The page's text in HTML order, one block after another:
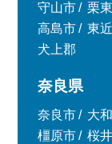
守山市
栗
高島市
東
犬上郡
奈良県
奈良市 大
橿原市
桜